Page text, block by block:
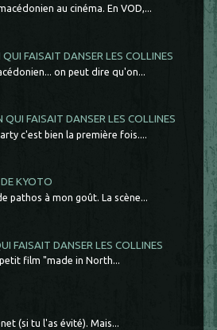
au cinéma. En VOD,...
QUI FAISAIT DANSER LES COLLINES
on peut dire qu'on...
QUI FAISAIT DANSER LES COLLINES
c'est bien la première fois....
KYOTO
pathos à mon goût. La scène...
FAISAIT DANSER LES COLLINES
film "made in North...
(si tu l'as évité). Mais...